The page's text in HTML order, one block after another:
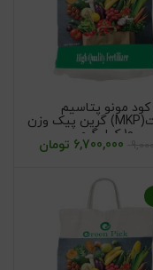
کود مونو پتاسیم
فسفات(MKP) گرین پیک وزن
10 کیلوگرم
6,700,000 تومان